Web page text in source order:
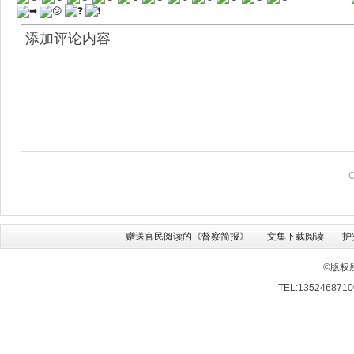
赠送官民阅读的《督察简报》 文集下载阅读 护
©版权